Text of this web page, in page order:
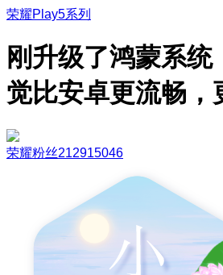
荣耀Play5系列
刚升级了鸿蒙系
觉比安卓更流畅，
荣耀粉丝212915046